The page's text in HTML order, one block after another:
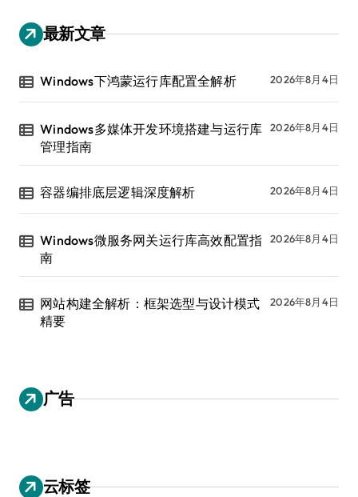
最新文章
Windows下鸿蒙运行库配置全解析 2026年8月4日
Windows多媒体开发环境搭建与运行库
管理指南
2026年8月4日
容器编排底层逻辑深度解析 2026年8月4日
Windows微服务网关运行库高效配置指
南
2026年8月4日
网站构建全解析：框架选型与设计模式
精要
2026年8月4日
广告
云标签